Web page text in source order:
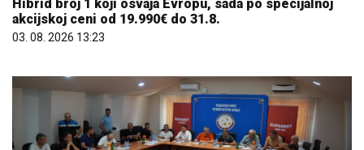
Hibrid broj 1 koji osvaja Evropu, sada po specijalnoj
akcijskoj ceni od 19.990€ do 31.8.
03. 08. 2026 13:23